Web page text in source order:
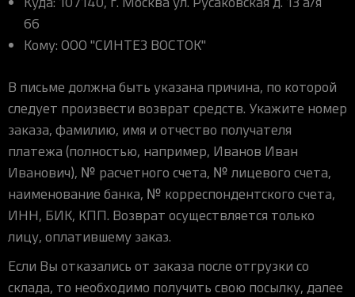
66
Кому: ООО "СИНТЕЗ ВОСТОК"
В письме должна быть указана причина, по которой
следует произвести возврат средств. Укажите номер
заказа, фамилию, имя и отчество получателя
платежа (полностью, например, Иванов Иван
Иванович), № расчетного счета, № лицевого счета,
наименование банка, № корреспондентского счета,
ИНН, БИК, КПП. Возврат осуществляется только
лицу, оплатившему заказ.
Если Вы отказались от заказа после отгрузки со
склада, то необходимо получить свою посылку, далее